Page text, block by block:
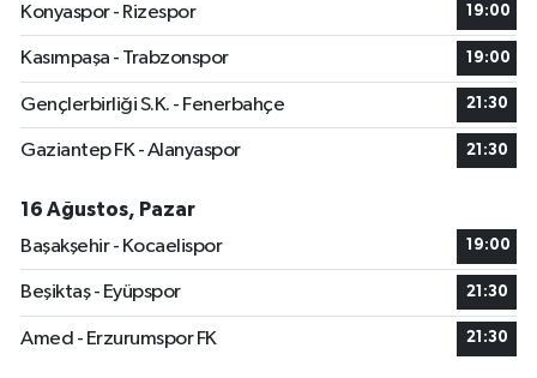
Konyaspor - Rizespor
19:00
Kasımpaşa - Trabzonspor 19:00
Gençlerbirliği S.K. - Fenerbahçe 21:30
Gaziantep FK - Alanyaspor 21:30
16 Ağustos, Pazar
Başakşehir - Kocaelispor
19:00
Beşiktaş - Eyüpspor 21:30
Amed - Erzurumspor FK 21:30